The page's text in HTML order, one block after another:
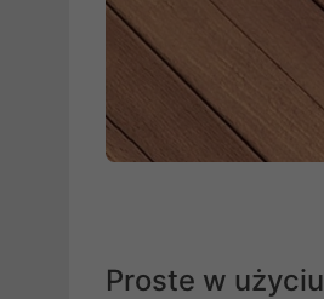
Proste w użyciu